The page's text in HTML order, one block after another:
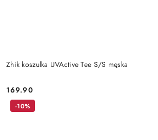
Zhik koszulka UVActive Tee S/S męska
Cena:
169.90
-10%